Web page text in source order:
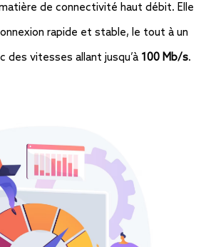
de connectivité haut débit. Elle
rapide et stable, le tout à un
des vitesses allant jusqu’à 100 Mb/s.